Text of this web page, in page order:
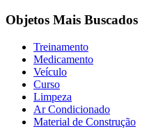
Objetos Mais Buscados
Treinamento
Medicamento
Veículo
Curso
Limpeza
Ar Condicionado
Material de Construção